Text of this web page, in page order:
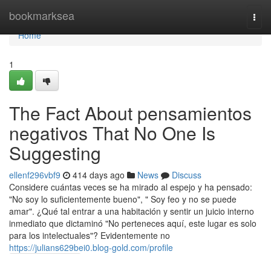
bookmarksea
Home
Home
1
The Fact About pensamientos
negativos That No One Is
Suggesting
ellenf296vbf9 414 days ago News
Discuss
Considere cuántas veces se ha mirado al espejo y ha pensado:
"No soy lo suficientemente bueno", " Soy feo y no se puede
amar". ¿Qué tal entrar a una habitación y sentir un juicio interno
inmediato que dictaminó "No perteneces aquí, este lugar es solo
para los intelectuales"? Evidentemente no
https://julians629bei0.blog-gold.com/profile